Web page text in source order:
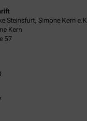
Steinsfurt, Simone Kern e.K.
Kern
57